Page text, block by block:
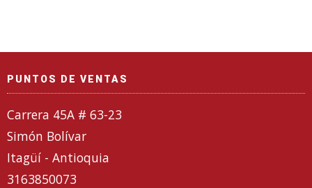
PUNTOS DE VENTAS
Carrera 45A # 63-23
Simón Bolívar
Itagüí - Antioquia
3163850073